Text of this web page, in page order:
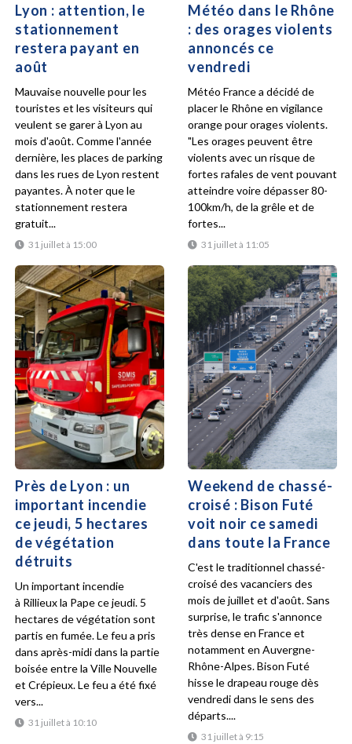
Lyon : attention, le
stationnement
restera payant en
août
31 juillet à 15:00
Mauvaise nouvelle pour les
touristes et les visiteurs qui
veulent se garer à Lyon au
mois d'août. Comme l'année
dernière, les places de parking
dans les rues de Lyon restent
payantes. À noter que le
stationnement restera
gratuit...
Météo dans le Rhône
: des orages violents
annoncés ce
vendredi
31 juillet à 11:05
Météo France a décidé de
placer le Rhône en vigilance
orange pour orages violents.
"Les orages peuvent être
violents avec un risque de
fortes rafales de vent pouvant
atteindre voire dépasser 80-
100km/h, de la grêle et de
fortes...
Près de Lyon : un
important incendie
ce jeudi, 5 hectares
de végétation
détruits
31 juillet à 10:10
Un important incendie
à Rillieux la Pape ce jeudi. 5
hectares de végétation sont
partis en fumée. Le feu a pris
dans après-midi dans la partie
boisée entre la Ville Nouvelle
et Crépieux. Le feu a été fixé
vers...
Weekend de chassé-
croisé : Bison Futé
voit noir ce samedi
dans toute la France
31 juillet à 9:15
C'est le traditionnel chassé-
croisé des vacanciers des
mois de juillet et d'août. Sans
surprise, le trafic s'annonce
très dense en France et
notamment en Auvergne-
Rhône-Alpes. Bison Futé
hisse le drapeau rouge dès
vendredi dans le sens des
départs....